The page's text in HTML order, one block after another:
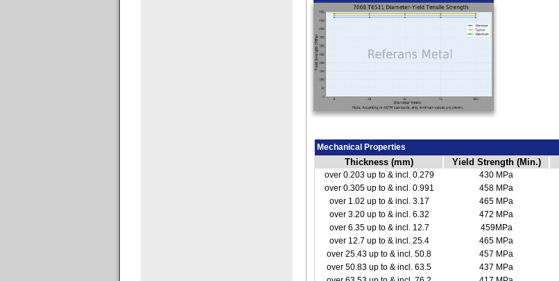
Mechanical Properties
Thickness (mm) Yield Strength (Min.)
over 0.203 up to & incl. 0.279 430 MPa
over 0.305 up to & incl. 0.991
458 MPa
over 1.02 up to & incl. 3.17
465 MPa
over 3.20 up to & incl. 6.32
472 MPa
over 6.35 up to & incl. 12.7
459MPa
over 12.7 up to & incl. 25.4
465 MPa
over 25.43 up to & incl. 50.8
457 MPa
over 50.83 up to & incl. 63.5
437 MPa